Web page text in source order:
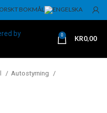
0 KR0,00
Autostyrning